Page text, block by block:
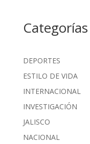
Categorías
DEPORTES
ESTILO DE VIDA
INTERNACIONAL
INVESTIGACIÓN
JALISCO
NACIONAL